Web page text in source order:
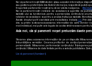
Setări cookies
Noi și partenerii noștri589stocăm și/sau accesăm informații pe
sau gestiona preferințele dvs. făcând clic mai jos, respectiv vă puteți
fi raportate partenerilor noștri și nu vă vor afecta navigarea.
Mai
Noi si partenerii nostri (retelele de socializare si agentiile de
website-ului sa functioneze, pentru a personaliza continutul si
retelelor de socializare si pentru a analiza traficul pe website.
Aceste drepturi pot fi exercitate prin modalitatea indicataaici. Prin
dvs. cu privire la stocarea/accesarea informatiilor de catre Vendor-ii
mod individual, mai putin cele legate de cookie strict necesare pentru
Atât noi, cât și partenerii noștri prelucrăm datele
Stocarea și/sau accesarea informațiilor de pe un dispozitiv.
îmbunătățirea serviciilor. Crearea profilurilor de conținut
personalizată. Măsurarea performanței conținutului. Înțelegerea
conținutul. Utilizarea de date limitate pentru a selecta publicitatea.
Listă parteneri (furnizori)